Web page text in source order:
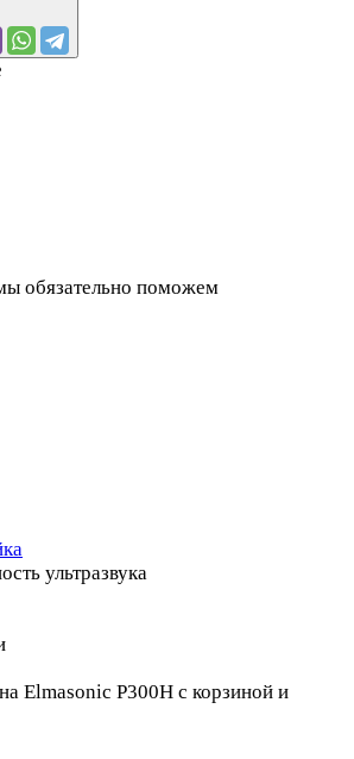
обязательно поможем
ультразвука
Elmasonic P300H с корзиной и